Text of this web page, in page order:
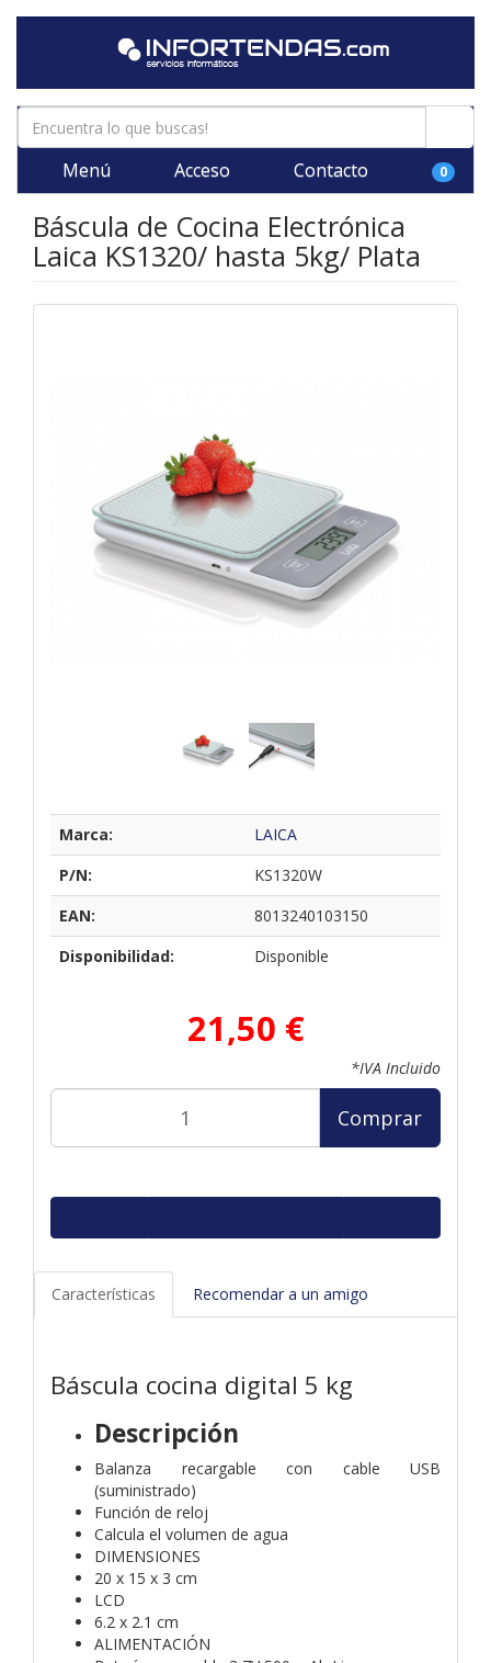
Menú Acceso Contacto 0
Báscula de Cocina Electrónica
Laica KS1320/ hasta 5kg/ Plata
Marca:
LAICA
P/N:
KS1320W
EAN:
8013240103150
Disponibilidad:
Disponible
21,50 €
*IVA Incluido
Comprar
Características Recomendar a un amigo
Báscula cocina digital 5 kg
Descripción
Balanza recargable con cable USB
(suministrado)
Función de reloj
Calcula el volumen de agua
DIMENSIONES
20 x 15 x 3 cm
LCD
6.2 x 2.1 cm
ALIMENTACIÓN